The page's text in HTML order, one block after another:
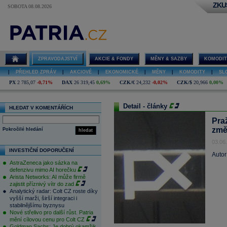
SOBOTA 08.08.2026
ZPRAVODAJSTVÍ AKCIE & FONDY MĚNY & SAZBY
PŘEHLED ZPRÁV AKCIOVÉ EKONOMICKÉ MĚNY KOMODITY
PX 2 785,07 -0,71% DAX 26 319,45 0,69% CZK/€ 24,232 -0,02% CZK/$ 20,966 0,00%
HLEDAT V KOMENTÁŘÍCH
hledat
Pokročilé hledání
INVESTIČNÍ DOPORUČENÍ
AstraZeneca jako sázka na
defenzivu mimo AI horečku
Arista Networks: AI může firmě
zajistit příznivý vítr do zad
Analytický radar: Colt CZ roste díky
vyšší marži, širší integraci i
stabilnějšímu byznysu
Nové střelivo pro další růst. Patria
mění cílovou cenu pro Colt CZ
Detail - články